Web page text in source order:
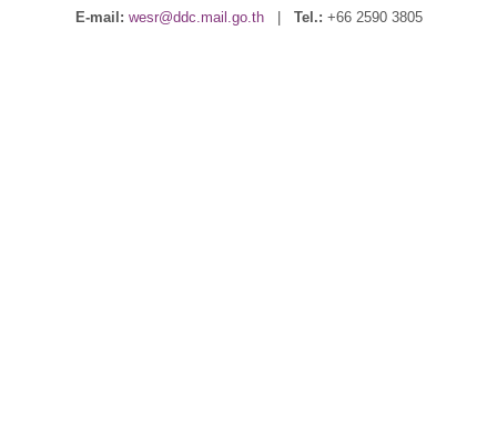
E-mail: wesr@ddc.mail.go.th| Tel.: +66 2590 3805